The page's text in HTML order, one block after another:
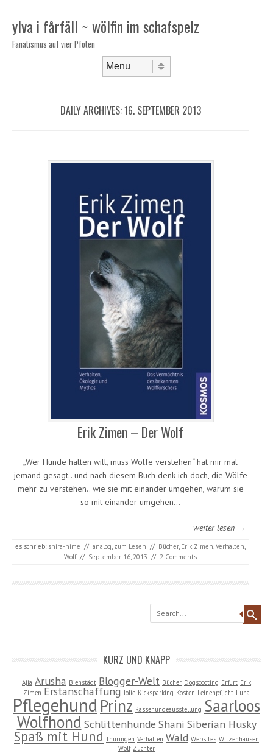
ylva i fårfäll ~ wölfin im schafspelz
Fanatismus auf vier Pfoten
DAILY ARCHIVES:16. SEPTEMBER 2013
Erik Zimen – Der Wolf
„Wer Hunde halten will, muss Wölfe verstehen“ hat mir mal
jemand gesagt.. und nach diesem Buch denk ich doch, die Wölfe
mehr zu verstehen.. wie sie mit einander umgehen, warum sie
so mit einander umgehen…
weiter lesen →
es schrieb: shira-hime // analog, zum Lesen // Bücher, Erik Zimen,Verhalten,
Wolf // September 16, 2013 // 2 Comments
Search
KURZ UND KNAPP
Ajia Arusha Bienstädt Blogger-Welt Bücher Dogscooting Erfurt Erik
Zimen Erstanschaffung Jolie Kicksparking Kosten Leinenpflicht Luna
Pflegehund Prinz Rassehundeausstellung Saarloos
Wolfhond Schlittenhunde Shani Siberian Husky
Spaß mit Hund Thüringen Verhalten Wald Websites Witzenhausen
Wolf Züchter